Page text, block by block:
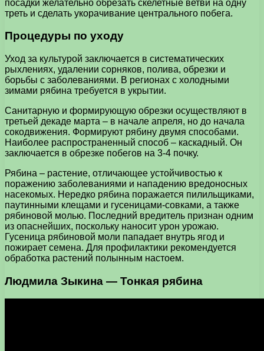
посадки желательно обрезать скелетные ветви на одну
треть и сделать укорачивание центрального побега.
Процедуры по уходу
Уход за культурой заключается в систематических
рыхлениях, удалении сорняков, полива, обрезки и
борьбы с заболеваниями. В регионах с холодными
зимами рябина требуется в укрытии.
Санитарную и формирующую обрезки осуществляют в
третьей декаде марта – в начале апреля, но до начала
сокодвижения. Формируют рябину двумя способами.
Наиболее распространенный способ – каскадный. Он
заключается в обрезке побегов на 3-4 почку.
Рябина – растение, отличающее устойчивостью к
поражению заболеваниями и нападению вредоносных
насекомых. Нередко рябина поражается пилильщиками,
паутинными клещами и гусеницами-совками, а также
рябиновой молью. Последний вредитель признан одним
из опаснейших, поскольку наносит урон урожаю.
Гусеница рябиновой моли пападает внутрь ягод и
пожирает семена. Для профилактики рекомендуется
обработка растений полынным настоем.
Людмила Зыкина — Тонкая рябина